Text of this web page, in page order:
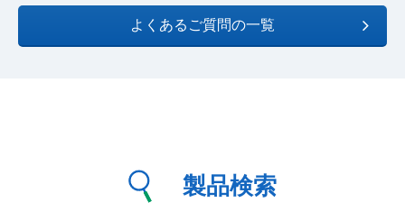
よくあるご質問の一覧
製品検索